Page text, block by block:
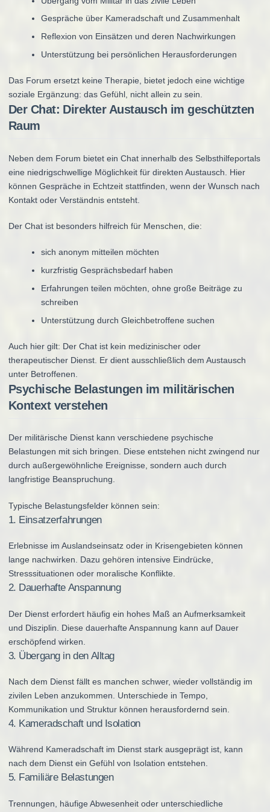
Gespräche über Kameradschaft und Zusammenhalt
Reflexion von Einsätzen und deren Nachwirkungen
Unterstützung bei persönlichen Herausforderungen
Das Forum ersetzt keine Therapie, bietet jedoch eine wichtige
soziale Ergänzung: das Gefühl, nicht allein zu sein.
Der Chat: Direkter Austausch im geschützten
Raum
Neben dem Forum bietet ein Chat innerhalb des Selbsthilfeportals
eine niedrigschwellige Möglichkeit für direkten Austausch. Hier
können Gespräche in Echtzeit stattfinden, wenn der Wunsch nach
Kontakt oder Verständnis entsteht.
Der Chat ist besonders hilfreich für Menschen, die:
sich anonym mitteilen möchten
kurzfristig Gesprächsbedarf haben
Erfahrungen teilen möchten, ohne große Beiträge zu
schreiben
Unterstützung durch Gleichbetroffene suchen
Auch hier gilt: Der Chat ist kein medizinischer oder
therapeutischer Dienst. Er dient ausschließlich dem Austausch
unter Betroffenen.
Psychische Belastungen im militärischen
Kontext verstehen
Der militärische Dienst kann verschiedene psychische
Belastungen mit sich bringen. Diese entstehen nicht zwingend nur
durch außergewöhnliche Ereignisse, sondern auch durch
langfristige Beanspruchung.
Typische Belastungsfelder können sein:
1. Einsatzerfahrungen
Erlebnisse im Auslandseinsatz oder in Krisengebieten können
lange nachwirken. Dazu gehören intensive Eindrücke,
Stresssituationen oder moralische Konflikte.
2. Dauerhafte Anspannung
Der Dienst erfordert häufig ein hohes Maß an Aufmerksamkeit
und Disziplin. Diese dauerhafte Anspannung kann auf Dauer
erschöpfend wirken.
3. Übergang in den Alltag
Nach dem Dienst fällt es manchen schwer, wieder vollständig im
zivilen Leben anzukommen. Unterschiede in Tempo,
Kommunikation und Struktur können herausfordernd sein.
4. Kameradschaft und Isolation
Während Kameradschaft im Dienst stark ausgeprägt ist, kann
nach dem Dienst ein Gefühl von Isolation entstehen.
5. Familiäre Belastungen
Trennungen, häufige Abwesenheit oder unterschiedliche